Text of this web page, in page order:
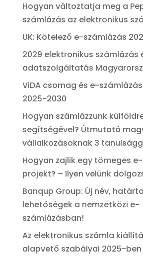
Hogyan változtatja meg a
számlázás az elektronikus
UK: Kötelező e-számlázás
2029 elektronikus számlázás
adatszolgáltatás
ViDA csomag és e-
2025-2030
Hogyan számlázzunk
segítségével? Útmutató
vállalkozásoknak 3
Hogyan zajlik egy tömeges
projekt? – Ilyen velünk
Banqup Group: Új név,
lehetőségek a nemzetközi e-
számlázásban!
Az elektronikus számla
alapvető szabályai 2025-ben